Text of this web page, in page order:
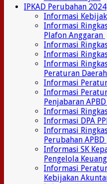
IPKAD Perubahan 2024
Informasi
Informasi
Plafon Anggaran
Informasi
Informasi
Informasi
Peraturan
Informasi
Informasi
Penjabaran APBD
Informasi
Informasi DPA
Informasi
Perubahan APBD
Informasi SK
Pengelola
Informasi
Kebijakan